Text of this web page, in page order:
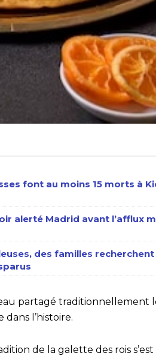
font au moins 15 morts à
alerté Madrid avant l’afflux
des familles recherchent
partagé traditionnellement
dans l’histoire.
de la galette des rois s’est